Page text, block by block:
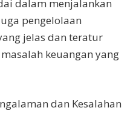
dalam menjalankan
pengelolaan
jelas dan teratur
keuangan yang
dan Kesalahan